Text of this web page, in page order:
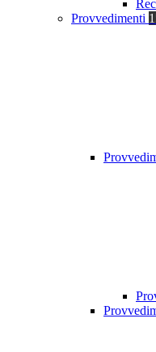
Provvedimenti